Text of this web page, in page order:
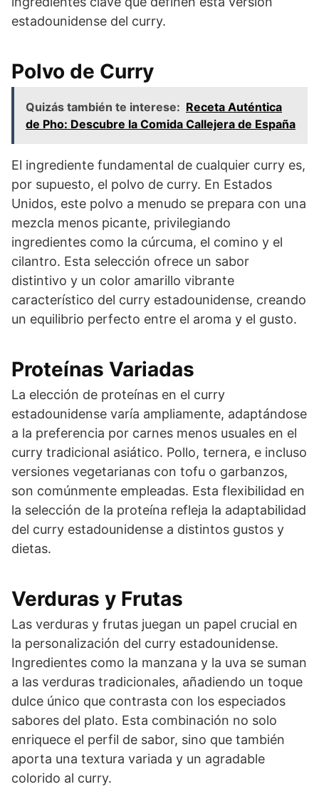
estadounidense del curry.
Polvo de Curry
Quizás también te interese: Receta Auténtica
de Pho: Descubre la Comida Callejera de España
El ingrediente fundamental de cualquier curry es,
por supuesto, el polvo de curry. En Estados
Unidos, este polvo a menudo se prepara con una
mezcla menos picante, privilegiando
ingredientes como la cúrcuma, el comino y el
cilantro. Esta selección ofrece un sabor
distintivo y un color amarillo vibrante
característico del curry estadounidense, creando
un equilibrio perfecto entre el aroma y el gusto.
Proteínas Variadas
La elección de proteínas en el curry
estadounidense varía ampliamente, adaptándose
a la preferencia por carnes menos usuales en el
curry tradicional asiático. Pollo, ternera, e incluso
versiones vegetarianas con tofu o garbanzos,
son comúnmente empleadas. Esta flexibilidad en
la selección de la proteína refleja la adaptabilidad
del curry estadounidense a distintos gustos y
dietas.
Verduras y Frutas
Las verduras y frutas juegan un papel crucial en
la personalización del curry estadounidense.
Ingredientes como la manzana y la uva se suman
a las verduras tradicionales, añadiendo un toque
dulce único que contrasta con los especiados
sabores del plato. Esta combinación no solo
enriquece el perfil de sabor, sino que también
aporta una textura variada y un agradable
colorido al curry.